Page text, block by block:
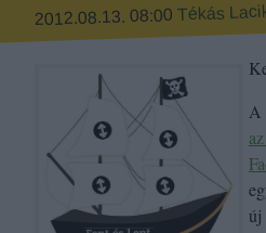
2012.08.13. 08:00Tékás
A
új